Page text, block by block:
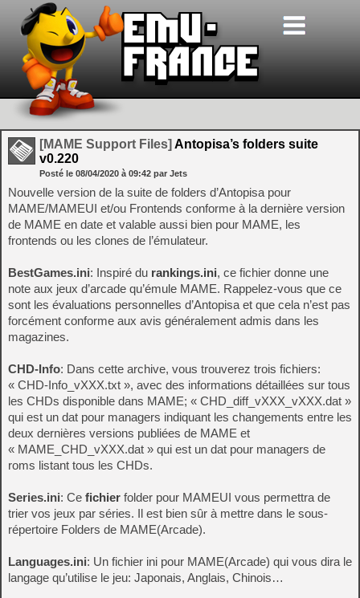
[MAME Support Files] Antopisa’s folders suite
v0.220
Posté le 08/04/2020 à 09:42 par Jets
Nouvelle version de la suite de folders d’Antopisa pour
MAME/MAMEUI et/ou Frontends conforme à la dernière version
de MAME en date et valable aussi bien pour MAME, les
frontends ou les clones de l’émulateur.
BestGames.ini: Inspiré du rankings.ini, ce fichier donne une
note aux jeux d’arcade qu’émule MAME. Rappelez-vous que ce
sont les évaluations personnelles d’Antopisa et que cela n’est pas
forcément conforme aux avis généralement admis dans les
magazines.
CHD-Info: Dans cette archive, vous trouverez trois fichiers:
« CHD-Info_vXXX.txt », avec des informations détaillées sur tous
les CHDs disponible dans MAME; « CHD_diff_vXXX_vXXX.dat »
qui est un dat pour managers indiquant les changements entre les
deux dernières versions publiées de MAME et
« MAME_CHD_vXXX.dat » qui est un dat pour managers de
roms listant tous les CHDs.
Series.ini: Ce fichier folder pour MAMEUI vous permettra de
trier vos jeux par séries. Il est bien sûr à mettre dans le sous-
répertoire Folders de MAME(Arcade).
Languages.ini: Un fichier ini pour MAME(Arcade) qui vous dira le
langage qu’utilise le jeu: Japonais, Anglais, Chinois…